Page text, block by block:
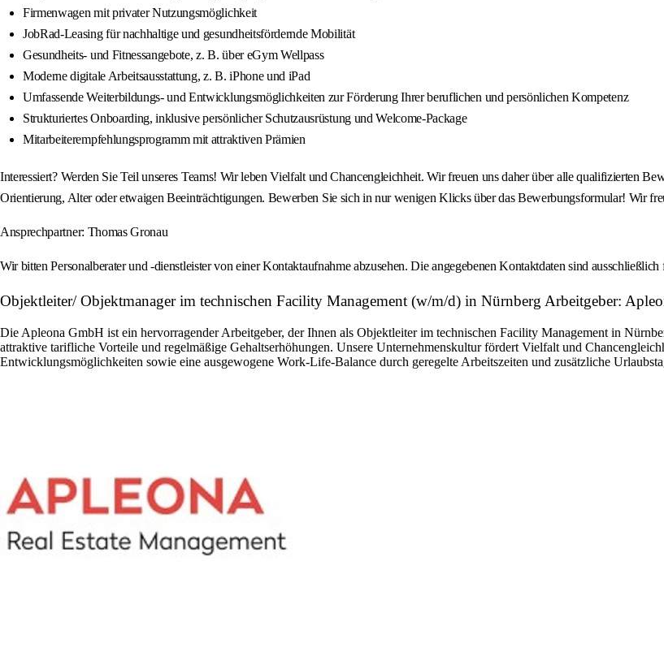
Firmenwagen mit privater Nutzungsmöglichkeit
JobRad-Leasing für nachhaltige und gesundheitsfördernde Mobilität
Gesundheits- und Fitnessangebote, z. B. über eGym Wellpass
Moderne digitale Arbeitsausstattung, z. B. iPhone und iPad
Umfassende Weiterbildungs- und Entwicklungsmöglichkeiten zur Förderung Ihrer beruflichen und persönlichen Kompetenz
Strukturiertes Onboarding, inklusive persönlicher Schutzausrüstung und Welcome-Package
Mitarbeiterempfehlungsprogramm mit attraktiven Prämien
Interessiert? Werden Sie Teil unseres Teams! Wir leben Vielfalt und Chancengleichheit. Wir freuen uns daher über alle qualifizierten
Orientierung, Alter oder etwaigen Beeinträchtigungen. Bewerben Sie sich in nur wenigen Klicks über das Bewerbungsformular! Wir
Ansprechpartner: Thomas Gronau
Wir bitten Personalberater und -dienstleister von einer Kontaktaufnahme abzusehen. Die angegebenen Kontaktdaten sind
Objektleiter/ Objektmanager im technischen Facility Management (w/m/d) in Nürnberg Arbeitgeber:
Die Apleona GmbH ist ein hervorragender Arbeitgeber, der Ihnen als Objektleiter im technischen Facility Management in
attraktive tarifliche Vorteile und regelmäßige Gehaltserhöhungen. Unsere Unternehmenskultur fördert Vielfalt und
Entwicklungsmöglichkeiten sowie eine ausgewogene Work-Life-Balance durch geregelte Arbeitszeiten und zusätzliche